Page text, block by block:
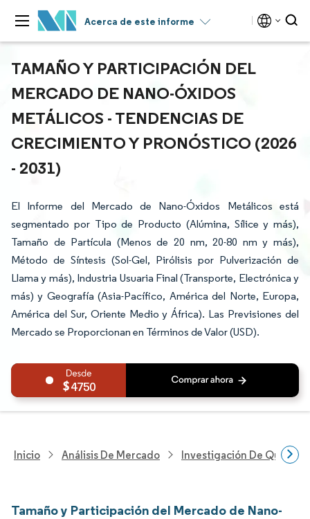
Acerca de este informe
TAMAÑO Y PARTICIPACIÓN DEL
MERCADO DE NANO-ÓXIDOS
METÁLICOS - TENDENCIAS DE
CRECIMIENTO Y PRONÓSTICO (2026
- 2031)
El Informe del Mercado de Nano-Óxidos Metálicos está
segmentado por Tipo de Producto (Alúmina, Sílice y más),
Tamaño de Partícula (Menos de 20 nm, 20-80 nm y más),
Método de Síntesis (Sol-Gel, Pirólisis por Pulverización de
Llama y más), Industria Usuaria Final (Transporte, Electrónica y
más) y Geografía (Asia-Pacífico, América del Norte, Europa,
América del Sur, Oriente Medio y África). Las Previsiones del
Mercado se Proporcionan en Términos de Valor (USD).
4750
Inicio Análisis De Mercado Investigación De
Tamaño y Participación del Mercado de Nano-